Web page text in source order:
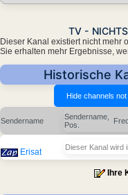
TV - NICHTS
Dieser Kanal existiert nicht mehr
Sie erhalten mehr Ergebnisse,
Historische
Sendername
Sendername,
Pos.
Erisat Dieser Kanal wird
Ihre